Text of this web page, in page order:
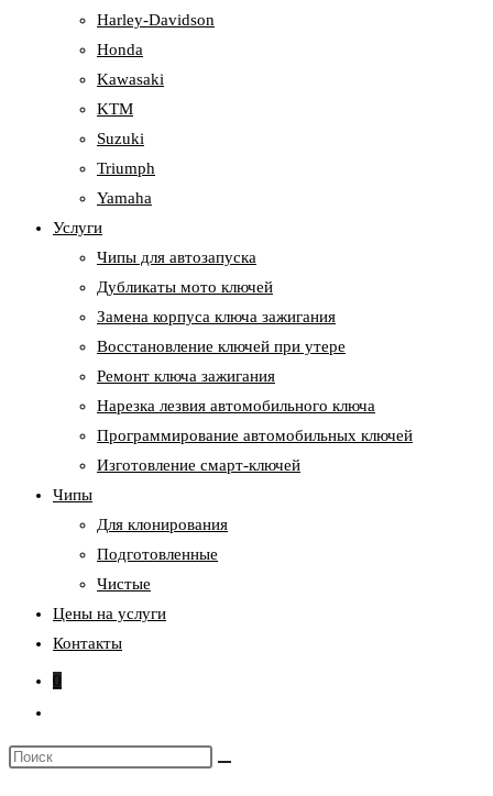
Harley-Davidson
Honda
Kawasaki
KTM
Suzuki
Triumph
Yamaha
Услуги
Чипы для автозапуска
Дубликаты мото ключей
Замена корпуса ключа зажигания
Восстановление ключей при утере
Ремонт ключа зажигания
Нарезка лезвия автомобильного ключа
Программирование автомобильных ключей
Изготовление смарт-ключей
Чипы
Для клонирования
Подготовленные
Чистые
Цены на услуги
Контакты
0
по
Поиск